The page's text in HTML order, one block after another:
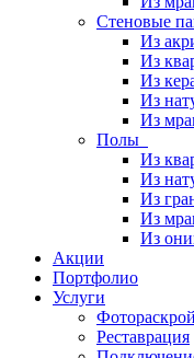
Стеновые
Из
Из
Из
Из
Из
Полы
Из
Из
Из
Из
Из
Акции
Портфолио
Услуги
Фотораскрой
Реставрация